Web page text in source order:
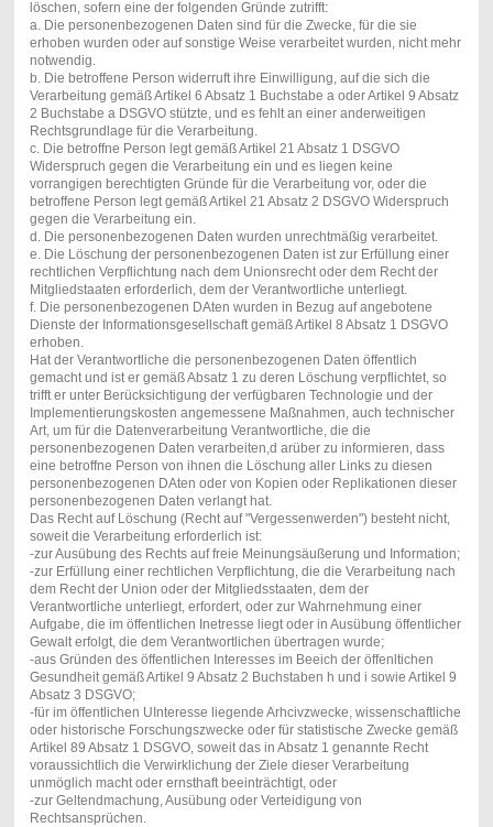
löschen, sofern eine der folgenden Gründe zutrifft:
a. Die personenbezogenen Daten sind für die Zwecke, für die sie
erhoben wurden oder auf sonstige Weise verarbeitet wurden, nicht mehr
notwendig.
b. Die betroffene Person widerruft ihre Einwilligung, auf die sich die
Verarbeitung gemäß Artikel 6 Absatz 1 Buchstabe a oder Artikel 9 Absatz
2 Buchstabe a DSGVO stützte, und es fehlt an einer anderweitigen
Rechtsgrundlage für die Verarbeitung.
c. Die betroffne Person legt gemäß Artikel 21 Absatz 1 DSGVO
Widerspruch gegen die Verarbeitung ein und es liegen keine
vorrangigen berechtigten Gründe für die Verarbeitung vor, oder die
betroffene Person legt gemäß Artikel 21 Absatz 2 DSGVO Widerspruch
gegen die Verarbeitung ein.
d. Die personenbezogenen Daten wurden unrechtmäßig verarbeitet.
e. Die Löschung der personenbezogenen Daten ist zur Erfüllung einer
rechtlichen Verpflichtung nach dem Unionsrecht oder dem Recht der
Mitgliedstaaten erforderlich, dem der Verantwortliche unterliegt.
f. Die personenbezogenen DAten wurden in Bezug auf angebotene
Dienste der Informationsgesellschaft gemäß Artikel 8 Absatz 1 DSGVO
erhoben.
Hat der Verantwortliche die personenbezogenen Daten öffentlich
gemacht und ist er gemäß Absatz 1 zu deren Löschung verpflichtet, so
trifft er unter Berücksichtigung der verfügbaren Technologie und der
Implementierungskosten angemessene Maßnahmen, auch technischer
Art, um für die Datenverarbeitung Verantwortliche, die die
personenbezogenen Daten verarbeiten,d arüber zu informieren, dass
eine betroffne Person von ihnen die Löschung aller Links zu diesen
personenbezogenen DAten oder von Kopien oder Replikationen dieser
personenbezogenen Daten verlangt hat.
Das Recht auf Löschung (Recht auf "Vergessenwerden") besteht nicht,
soweit die Verarbeitung erforderlich ist:
-zur Ausübung des Rechts auf freie Meinungsäußerung und Information;
-zur Erfüllung einer rechtlichen Verpflichtung, die die Verarbeitung nach
dem Recht der Union oder der Mitgliedsstaaten, dem der
Verantwortliche unterliegt, erfordert, oder zur Wahrnehmung einer
Aufgabe, die im öffentlichen Inetresse liegt oder in Ausübung öffentlicher
Gewalt erfolgt, die dem Verantwortlichen übertragen wurde;
-aus Gründen des öffentlichen Interesses im Beeich der öffenltichen
Gesundheit gemäß Artikel 9 Absatz 2 Buchstaben h und i sowie Artikel 9
Absatz 3 DSGVO;
-für im öffentlichen UInteresse liegende Arhcivzwecke, wissenschaftliche
oder historische Forschungszwecke oder für statistische Zwecke gemäß
Artikel 89 Absatz 1 DSGVO, soweit das in Absatz 1 genannte Recht
voraussichtlich die Verwirklichung der Ziele dieser Verarbeitung
unmöglich macht oder ernsthaft beeinträchtigt, oder
-zur Geltendmachung, Ausübung oder Verteidigung von
Rechtsansprüchen.